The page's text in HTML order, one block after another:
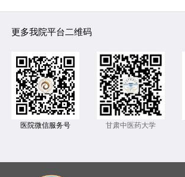
更多我院平台二维码
医院微信服务号 甘肃中医药大学